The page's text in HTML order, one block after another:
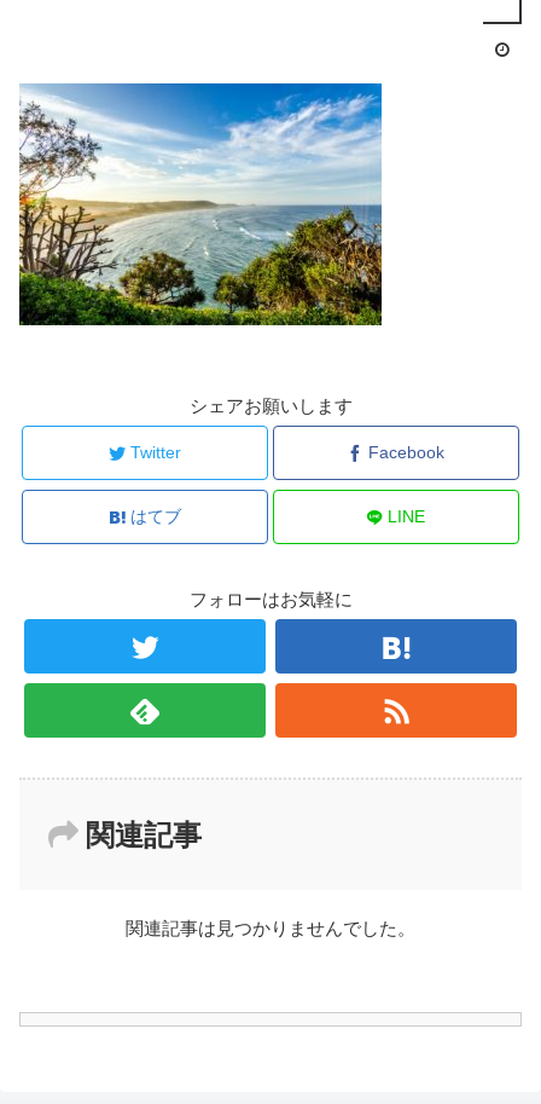
シェアお願いします
Twitter Facebook
はてブ LINE
フォローはお気軽に
関連記事
関連記事は見つかりませんでした。